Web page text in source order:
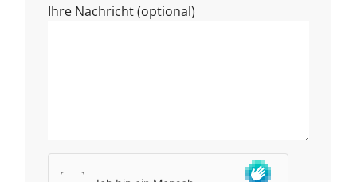
Ihre Nachricht (optional)